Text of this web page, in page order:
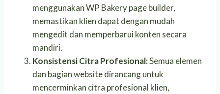
menggunakan WP Bakery page builder,
memastikan klien dapat dengan mudah
mengedit dan memperbarui konten secara
mandiri.
Konsistensi Citra Profesional:Semua elemen
dan bagian website dirancang untuk
mencerminkan citra profesional klien,